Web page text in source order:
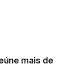
mais de